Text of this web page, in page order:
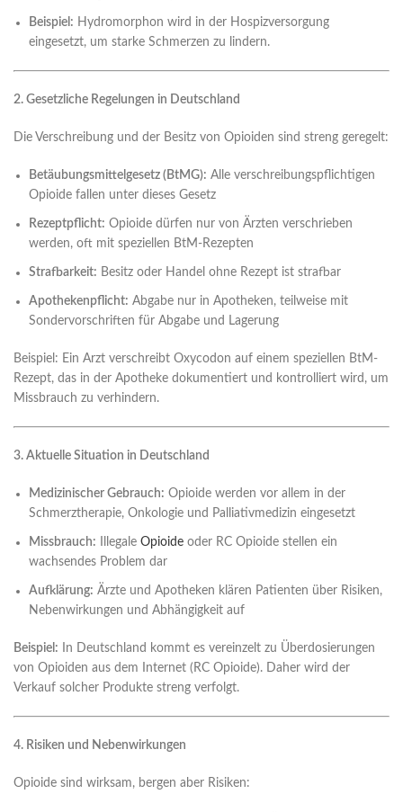
Beispiel: Hydromorphon wird in der Hospizversorgung
eingesetzt, um starke Schmerzen zu lindern.
2. Gesetzliche Regelungen in Deutschland
Die Verschreibung und der Besitz von Opioiden sind streng geregelt:
Betäubungsmittelgesetz (BtMG): Alle verschreibungspflichtigen
Opioide fallen unter dieses Gesetz
Rezeptpflicht: Opioide dürfen nur von Ärzten verschrieben
werden, oft mit speziellen BtM-Rezepten
Strafbarkeit: Besitz oder Handel ohne Rezept ist strafbar
Apothekenpflicht: Abgabe nur in Apotheken, teilweise mit
Sondervorschriften für Abgabe und Lagerung
Beispiel: Ein Arzt verschreibt Oxycodon auf einem speziellen BtM-
Rezept, das in der Apotheke dokumentiert und kontrolliert wird, um
Missbrauch zu verhindern.
3. Aktuelle Situation in Deutschland
Medizinischer Gebrauch: Opioide werden vor allem in der
Schmerztherapie, Onkologie und Palliativmedizin eingesetzt
Missbrauch: Illegale Opioide oder RC Opioide stellen ein
wachsendes Problem dar
Aufklärung: Ärzte und Apotheken klären Patienten über Risiken,
Nebenwirkungen und Abhängigkeit auf
Beispiel: In Deutschland kommt es vereinzelt zu Überdosierungen
von Opioiden aus dem Internet (RC Opioide). Daher wird der
Verkauf solcher Produkte streng verfolgt.
4. Risiken und Nebenwirkungen
Opioide sind wirksam, bergen aber Risiken: